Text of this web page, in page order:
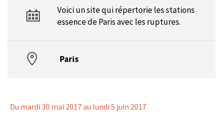
Voici un site qui répertorie les stations
essence de Paris avec les ruptures.
Paris
Du mardi 30 mai 2017au lundi 5 juin 2017